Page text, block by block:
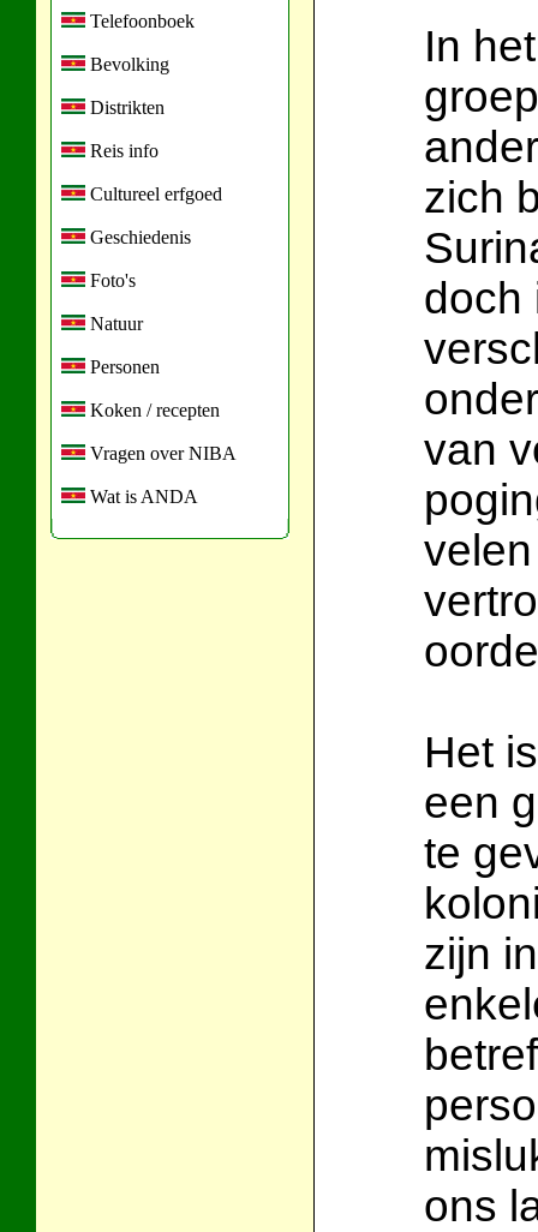
Telefoonboek
Bevolking
Distrikten
Reis info
Cultureel erfgoed
Geschiedenis
Foto's
Natuur
Personen
Koken / recepten
Vragen over NIBA
Wat is ANDA
In
zich
doch
van
Het
een
te
zijn
ons